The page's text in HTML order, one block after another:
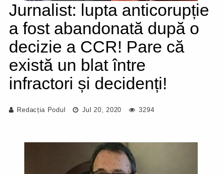
Jurnalist: lupta anticorupție
a fost abandonată după o
decizie a CCR! Pare că
există un blat între
infractori și decidenți!
Redacția Podul Jul 20, 2020 3294